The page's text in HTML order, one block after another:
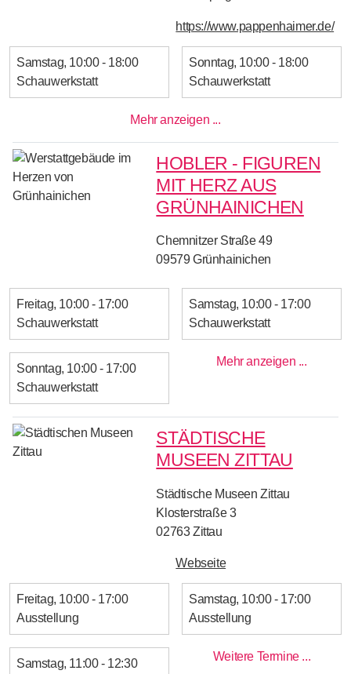
https://www.pappenhaimer.de/
Samstag 10:00 - 18:00
Schauwerkstatt
Sonntag 10:00 - 18:00
Schauwerkstatt
Mehr anzeigen ...
HOBLER - FIGUREN
MIT HERZ AUS
GRÜNHAINICHEN
Chemnitzer Straße 49
09579 Grünhainichen
Freitag 10:00 - 17:00
Schauwerkstatt
Samstag 10:00 - 17:00
Schauwerkstatt
Sonntag 10:00 - 17:00
Schauwerkstatt
Mehr anzeigen ...
STÄDTISCHE
MUSEEN ZITTAU
Städtische Museen Zittau
Klosterstraße 3
02763 Zittau
Webseite
Freitag 10:00 - 17:00
Ausstellung
Samstag 10:00 - 17:00
Ausstellung
Samstag 11:00 - 12:30
Weitere Termine ...